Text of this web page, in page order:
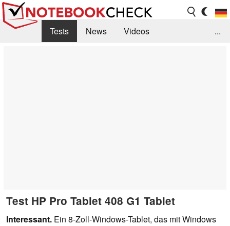
Tests News
Videos
...
Test HP Pro Tablet 408 G1 Tablet
Interessant. Ein 8-Zoll-Windows-Tablet, das mit Windows